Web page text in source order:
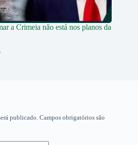
a Crimeia não está nos planos da
publicado. Campos obrigatórios são